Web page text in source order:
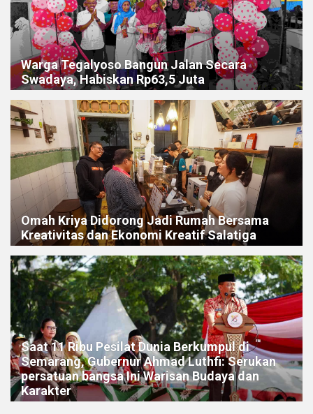
Warga Tegalyoso Bangun Jalan Secara
Swadaya, Habiskan Rp63,5 Juta
Omah Kriya Didorong Jadi Rumah Bersama
Kreativitas dan Ekonomi Kreatif Salatiga
Saat 11 Ribu Pesilat Dunia Berkumpul di
Semarang, Gubernur Ahmad Luthfi: Serukan
persatuan bangsa Ini Warisan Budaya dan
Karakter